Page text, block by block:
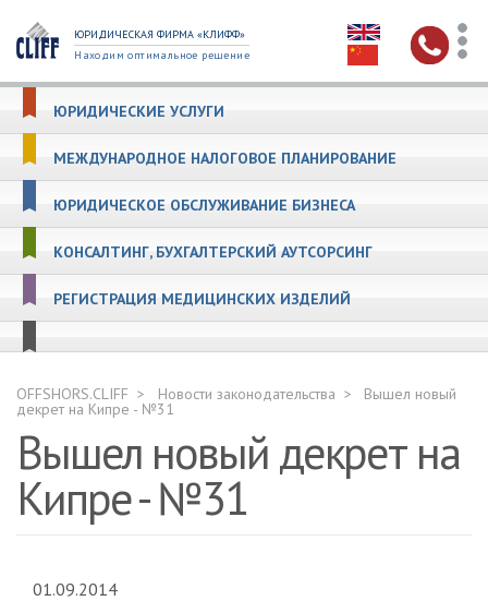
ЮРИДИЧЕСКАЯ ФИРМА «КЛИФФ»
Находим оптимальное решение
ЮРИДИЧЕСКИЕ УСЛУГИ
МЕЖДУНАРОДНОЕ НАЛОГОВОЕ ПЛАНИРОВАНИЕ
ЮРИДИЧЕСКОЕ ОБСЛУЖИВАНИЕ БИЗНЕСА
КОНСАЛТИНГ, БУХГАЛТЕРСКИЙ АУТСОРСИНГ
РЕГИСТРАЦИЯ МЕДИЦИНСКИХ ИЗДЕЛИЙ
OFFSHORS.CLIFF Новости законодательства Вышел новый
декрет на Кипре - №31
Вышел новый декрет на
Кипре - №31
01.09.2014